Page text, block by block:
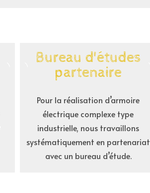
Bureau d'études
partenaire
Pour la réalisation d’armoire
électrique complexe type
industrielle, nous travaillons
systématiquement en partenariat
avec un bureau d’étude.